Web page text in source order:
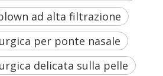
ad alta filtrazione
per ponte nasale
delicata sulla pelle